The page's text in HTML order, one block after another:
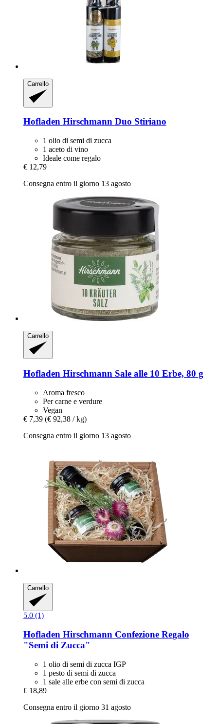
Carrello
Hofladen Hirschmann Duo Stiriano
1 olio di semi di zucca
1 aceto di vino
Ideale come regalo
€ 12,79
Consegna entro il giorno 13 agosto
Carrello
Hofladen Hirschmann Sale alle 10 Erbe, 80 g
Aroma fresco
Per carne e verdure
Vegan
€ 7,39 (€ 92,38 / kg)
Consegna entro il giorno 13 agosto
Carrello
5.0 (1)
Hofladen Hirschmann Confezione Regalo
"Semi di Zucca"
1 olio di semi di zucca IGP
1 pesto di semi di zucca
1 sale alle erbe con semi di zucca
€ 18,89
Consegna entro il giorno 31 agosto